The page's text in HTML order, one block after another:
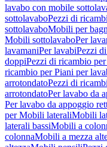
lavabo con mobile
sottolavaboPezzi di
sottolavaboMobili per
Mobili sottolavaboPer
lavamaniPer lavabiPezzi
doppiPezzi di ricambio
ricambio per Piani per
arrotondatoPezzi di
arrotondatoPer lavabo da
Per lavabo da appoggio
per Mobili lateraliMobili
laterali bassiMobili a
colonnaMobili a mezza